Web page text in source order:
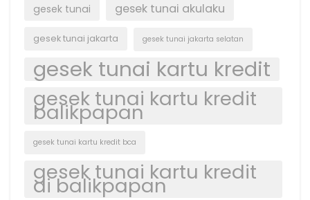
gesek tunai gesek tunai akulaku
gesek tunai jakarta gesek tunai jakarta selatan
gesek tunai kartu kredit
gesek tunai kartu kredit
balikpapan
gesek tunai kartu kredit bca
gesek tunai kartu kredit
di balikpapan